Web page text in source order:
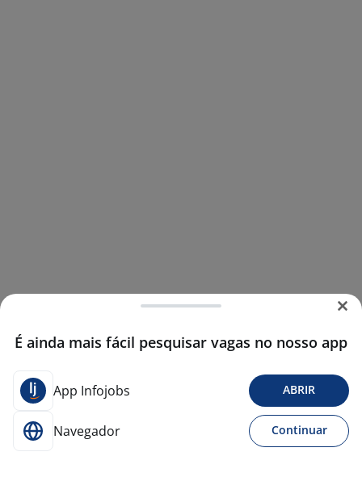
É ainda mais fácil pesquisar vagas no nosso app
App Infojobs ABRIR
Navegador Continuar